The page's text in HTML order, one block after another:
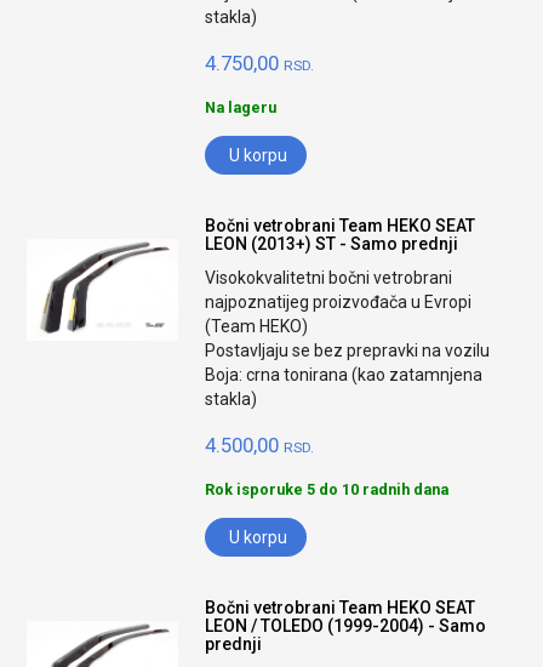
stakla)
4.750,00 RSD.
Na lageru
U korpu
Bočni vetrobrani Team HEKO SEAT
LEON (2013+) ST - Samo prednji
Visokokvalitetni bočni vetrobrani
najpoznatijeg proizvođača u Evropi
(Team HEKO)
Postavljaju se bez prepravki na vozilu
Boja: crna tonirana (kao zatamnjena
stakla)
4.500,00 RSD.
Rok isporuke 5 do 10 radnih dana
U korpu
Bočni vetrobrani Team HEKO SEAT
LEON / TOLEDO (1999-2004) - Samo
prednji